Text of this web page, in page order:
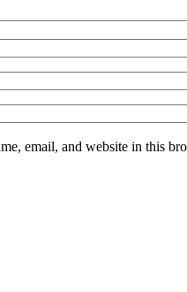
email, and website in this